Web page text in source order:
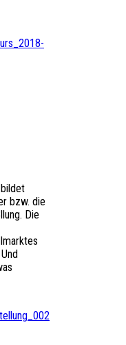
bzw. die
Die